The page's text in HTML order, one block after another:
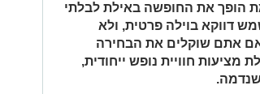
הופך את החופשה באילת לבלתי
דווקא בוילה פרטית, ולא
אם אתם שוקלים את הבחירה
חוויית נופש ייחודית,